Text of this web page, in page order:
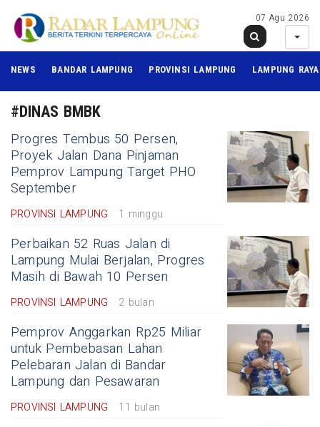
07 Agu 2026
NEWS BANDAR LAMPUNG PROVINSI LAMPUNG LAMPUNG RAYA
#DINAS BMBK
Progres Tembus 50 Persen,
Proyek Jalan Dana Pinjaman
Pemprov Lampung Target PHO
September
PROVINSI LAMPUNG 1 minggu
Perbaikan 52 Ruas Jalan di
Lampung Mulai Berjalan, Progres
Masih di Bawah 10 Persen
PROVINSI LAMPUNG 2 bulan
Pemprov Anggarkan Rp25 Miliar
untuk Pembebasan Lahan
Pelebaran Jalan di Bandar
Lampung dan Pesawaran
PROVINSI LAMPUNG 11 bulan